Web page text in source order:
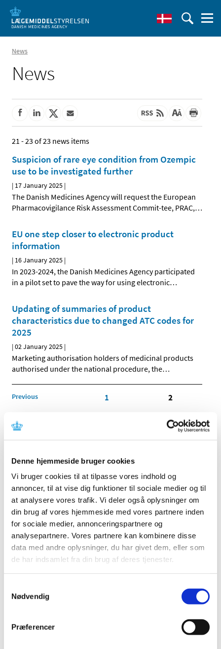
Denne hjemmeside bruger cookies
Vi bruger cookies til at tilpasse vores indhold og
annoncer, til at vise dig funktioner til sociale medier og til
at analysere vores trafik. Vi deler også oplysninger om
din brug af vores hjemmeside med vores partnere inden
for sociale medier, annonceringspartnere og
analysepartnere. Vores partnere kan kombinere disse
data med andre oplysninger, du har givet dem, eller som
de har indsamlet fra din brug af deres tjenester.
Nødvendig
Præferencer
News
News
21 - 23 of 23 news items
Suspicion of rare eye condition from Ozempic
use to be investigated further
| 17 January 2025 |
The Danish Medicines Agency will request the European
Pharmacovigilance Risk Assessment Commit-tee, PRAC,…
EU one step closer to electronic product
information
| 16 January 2025 |
In 2023-2024, the Danish Medicines Agency participated
in a pilot set to pave the way for using electronic…
Updating of summaries of product
characteristics due to changed ATC codes for
2025
|02 January 2025 |
Marketing authorisation holders of medicinal products
authorised under the national procedure, the…
Previous 1 2
All items (464)
2026 (15)
2025 (23)
December (1)
November (4)
October (1)
September (3)
August (1)
February (2)